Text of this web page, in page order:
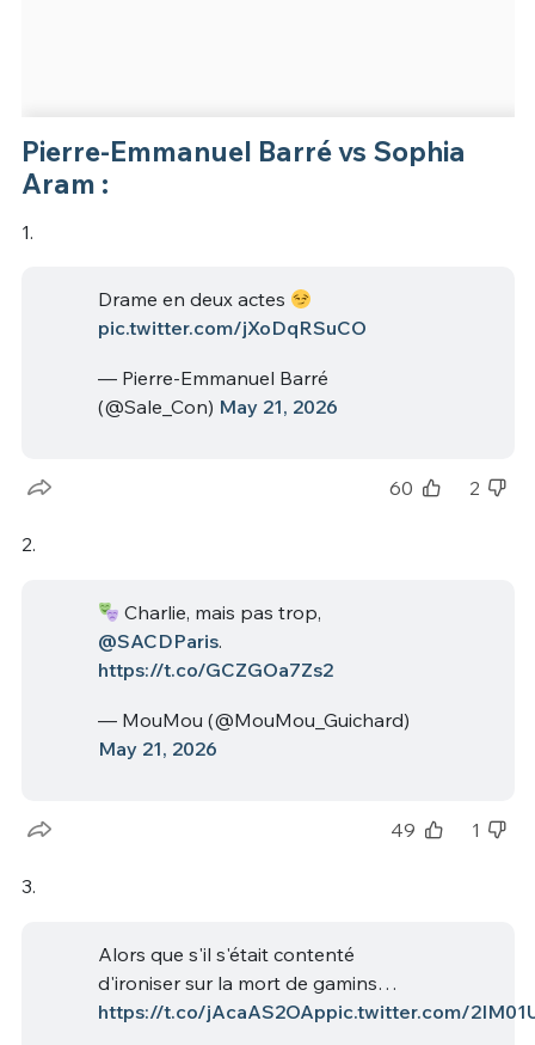
Pierre-Emmanuel Barré vs Sophia
Aram :
1.
Drame en deux actes
pic.twitter.com/jXoDqRSuCO
— Pierre-Emmanuel Barré
(@Sale_Con) May 21, 2026
60 2
2.
Charlie, mais pas trop,
@SACDParis.
https://t.co/GCZGOa7Zs2
— MouMou (@MouMou_Guichard)
May 21, 2026
49 1
3.
Alors que s'il s'était contenté
d'ironiser sur la mort de gamins…
https://t.co/jAcaAS2OAppic.twitter.com/